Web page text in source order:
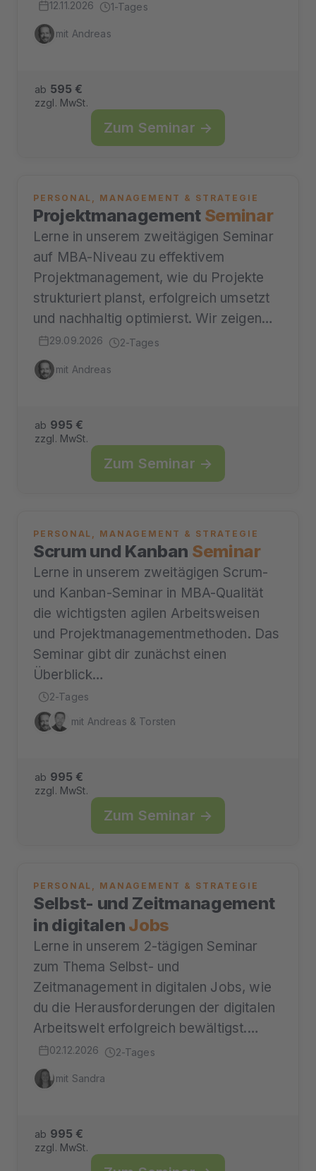
12.11.2026 1-Tages
mit Andreas
ab 595 €
zzgl. MwSt.
Zum Seminar →
PERSONAL, MANAGEMENT & STRATEGIE
Projektmanagement Seminar
Lerne in unserem zweitägigen Seminar
auf MBA-Niveau zu effektivem
Projektmanagement, wie du Projekte
strukturiert planst, erfolgreich umsetzt
und nachhaltig optimierst. Wir zeigen…
29.09.2026 2-Tages
mit Andreas
ab 995 €
zzgl. MwSt.
Zum Seminar →
PERSONAL, MANAGEMENT & STRATEGIE
Scrum und Kanban Seminar
Lerne in unserem zweitägigen Scrum-
und Kanban-Seminar in MBA-Qualität
die wichtigsten agilen Arbeitsweisen
und Projektmanagementmethoden. Das
Seminar gibt dir zunächst einen
Überblick…
2-Tages
mit Andreas & Torsten
ab 995 €
zzgl. MwSt.
Zum Seminar →
PERSONAL, MANAGEMENT & STRATEGIE
Selbst- und Zeitmanagement
in digitalen Jobs
Lerne in unserem 2-tägigen Seminar
zum Thema Selbst- und
Zeitmanagement in digitalen Jobs, wie
du die Herausforderungen der digitalen
Arbeitswelt erfolgreich bewältigst.…
02.12.2026 2-Tages
mit Sandra
ab 995 €
zzgl. MwSt.